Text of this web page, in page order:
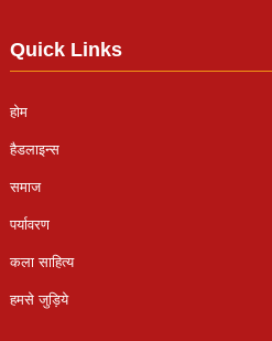
Quick Links
होम
हैडलाइन्स
समाज
पर्यावरण
कला साहित्य
हमसे जुड़िये